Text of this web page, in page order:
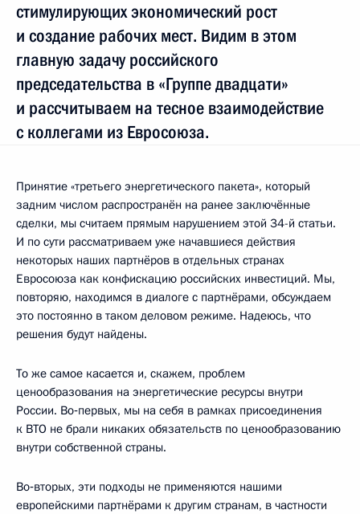
стимулирующих экономический рост
и создание рабочих мест. Видим в этом
главную задачу российского
председательства в «Группе двадцати»
и рассчитываем на тесное взаимодействие
с коллегами из Евросоюза.
Принятие «третьего энергетического пакета», который
задним числом распространён на ранее заключённые
сделки, мы считаем прямым нарушением этой 34-й статьи.
И по сути рассматриваем уже начавшиеся действия
некоторых наших партнёров в отдельных странах
Евросоюза как конфискацию российских инвестиций. Мы,
повторяю, находимся в диалоге с партнёрами, обсуждаем
это постоянно в таком деловом режиме. Надеюсь, что
решения будут найдены.
То же самое касается и, скажем, проблем
ценообразования на энергетические ресурсы внутри
России. Во‑первых, мы на себя в рамках присоединения
к ВТО не брали никаких обязательств по ценообразованию
внутри собственной страны.
Во‑вторых, эти подходы не применяются нашими
европейскими партнёрами к другим странам, в частности